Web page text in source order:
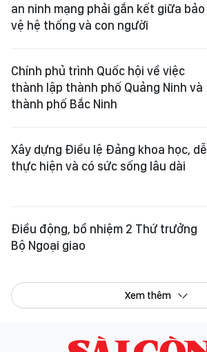
an ninh mạng phải gắn kết giữa bảo
vệ hệ thống và con người
Chính phủ trình Quốc hội về việc
thành lập thành phố Quảng Ninh và
thành phố Bắc Ninh
Xây dựng Điều lệ Đảng khoa học, dễ
thực hiện và có sức sống lâu dài
Điều động, bổ nhiệm 2 Thứ trưởng
Bộ Ngoại giao
Xem thêm